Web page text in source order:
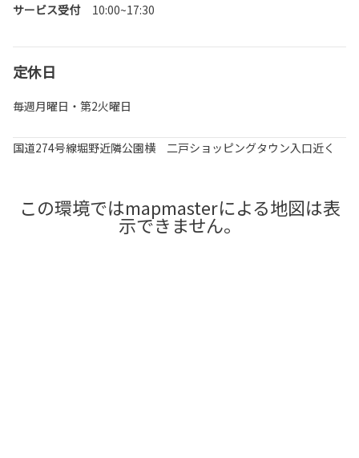
サービス受付
10:00~17:30
定休日
毎週月曜日・第2火曜日
国道274号線堀野近隣公園横 二戸ショッピングタウン入口近く
この環境ではmapmasterによる地図は表
示できません。